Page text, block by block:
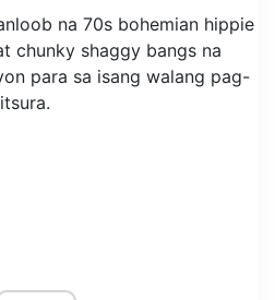
na 70s bohemian hippie
chunky shaggy bangs na
para sa isang walang pag-